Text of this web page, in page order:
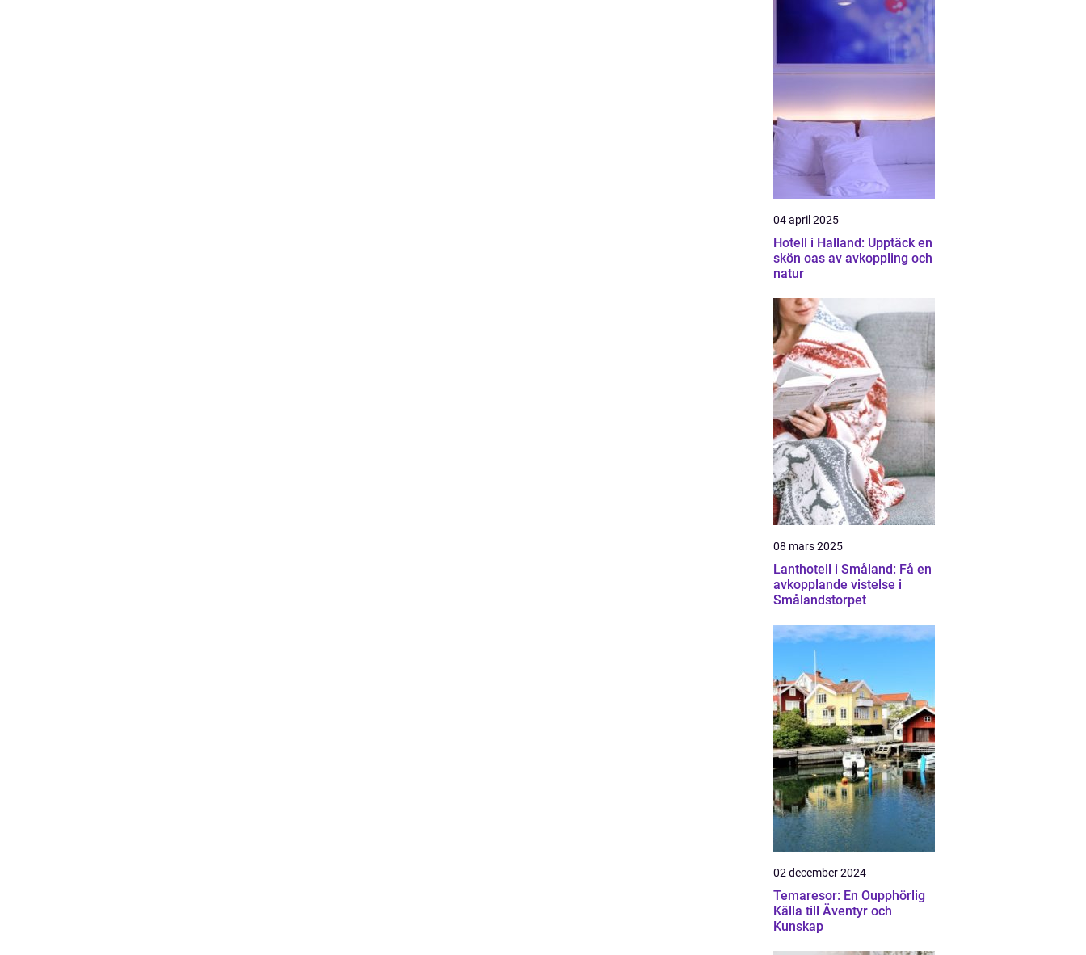
04 april 2025
Hotell i Halland: Upptäck en
skön oas av avkoppling och
natur
08 mars 2025
Lanthotell i Småland: Få en
avkopplande vistelse i
Smålandstorpet
02 december 2024
Temaresor: En Oupphörlig
Källa till Äventyr och
Kunskap